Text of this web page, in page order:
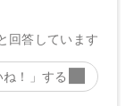
がございます。